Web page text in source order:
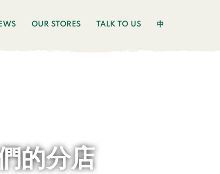
OUR STORES TALK TO US 中
的分店